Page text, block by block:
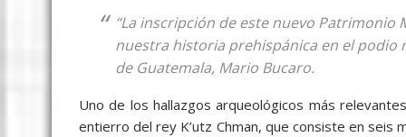
“La inscripción de este nuevo
nuestra historia prehispánica en el podio
de Guatemala, Mario Bucaro.
Uno de los hallazgos arqueológicos más
entierro del rey K’utz Chman, que consiste en